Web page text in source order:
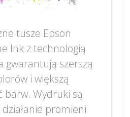
tusze Epson
Ink z technologią
gwarantują szerszą
i większą
barw. Wydruki są
promieni